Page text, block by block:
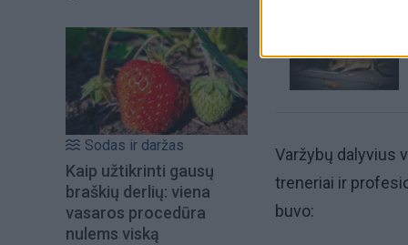
Sodas ir daržas
Kaip užtikrinti gausų
braškių derlių: viena
vasaros procedūra
nulems viską
Varžybų dalyvius
treneriai ir
buvo: